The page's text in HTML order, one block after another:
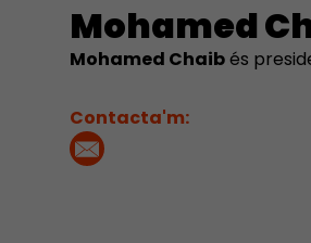
Mohamed
Mohamed Chaibés
Contacta'm: